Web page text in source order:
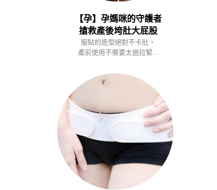
【孕】孕媽咪的守護者
搶救產後垮肚大屁股
服貼的造型絕對不卡肚，
產前使用不需要太過拉緊...